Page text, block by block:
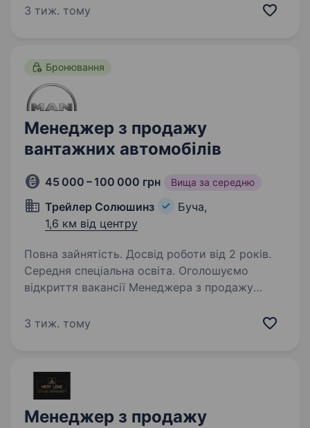
опалення, водопостачання, каналізації
3 тиж. тому
Бронювання
Менеджер з продажу
вантажних автомобілів
45 000 – 100 000 грн Вища за середню
Трейлер Солюшинз
Буча,
1,6 км від центру
Повна зайнятість. Досвід роботи від 2 років.
Середня спеціальна освіта. Оголошуємо
відкриття вакансії Менеджера з продажу
частиною нашої команди. Основні обов’язки:
3 тиж. тому
Менеджер з продажу